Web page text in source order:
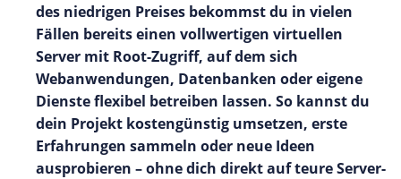
des niedrigen Preises bekommst du in vielen
Fällen bereits einen vollwertigen virtuellen
Server mit Root-Zugriff, auf dem sich
Webanwendungen, Datenbanken oder eigene
Dienste flexibel betreiben lassen. So kannst du
dein Projekt kostengünstig umsetzen, erste
Erfahrungen sammeln oder neue Ideen
ausprobieren – ohne dich direkt auf teure Server-